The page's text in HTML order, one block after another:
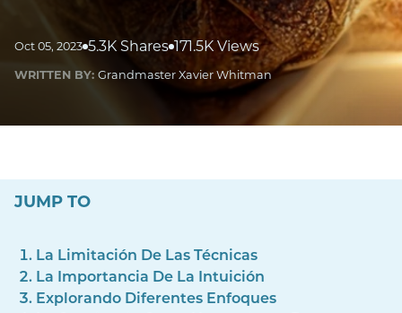
Oct 05, 2023 5.3K Shares 171.5K Views
WRITTEN BY: Grandmaster Xavier Whitman
JUMP TO
La Limitación De Las Técnicas
La Importancia De La Intuición
Explorando Diferentes Enfoques